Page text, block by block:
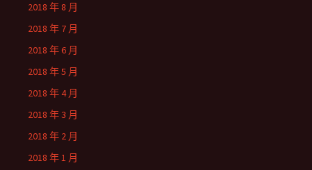
2018 年 8 月
2018 年 7 月
2018 年 6 月
2018 年 5 月
2018 年 4 月
2018 年 3 月
2018 年 2 月
2018 年 1 月